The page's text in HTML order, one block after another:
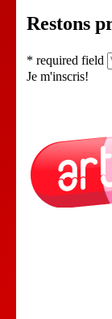
Restons
* required field
Je m'inscris!